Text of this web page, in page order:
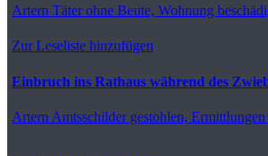
Artern Täter ohne Beute, Wohnung
Zur Leseliste hinzufügen
Einbruch ins Rathaus während des
Artern Amtsschilder gestohlen, Ermittlungen